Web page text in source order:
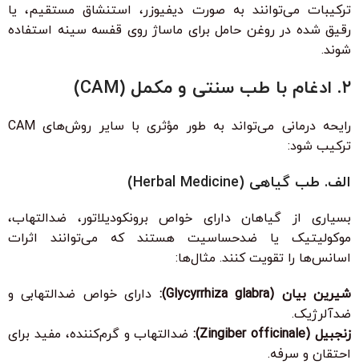
ترکیبات می‌توانند به صورت دیفیوزر، استنشاق مستقیم، یا
رقیق شده در روغن حامل برای ماساژ روی قفسه سینه استفاده
شوند.
۲. ادغام با طب سنتی و مکمل (CAM)
رایحه درمانی می‌تواند به طور مؤثری با سایر روش‌های CAM
ترکیب شود:
الف. طب گیاهی (Herbal Medicine)
بسیاری از گیاهان دارای خواص برونکودیلاتور، ضدالتهاب،
موکولیتیک یا ضدحساسیت هستند که می‌توانند اثرات
اسانس‌ها را تقویت کنند. مثال‌ها:
شیرین بیان (Glycyrrhiza glabra):
دارای خواص ضدالتهابی و
ضدآلرژیک.
زنجبیل (Zingiber officinale):
ضدالتهاب و گرم‌کننده، مفید برای
احتقان و سرفه.